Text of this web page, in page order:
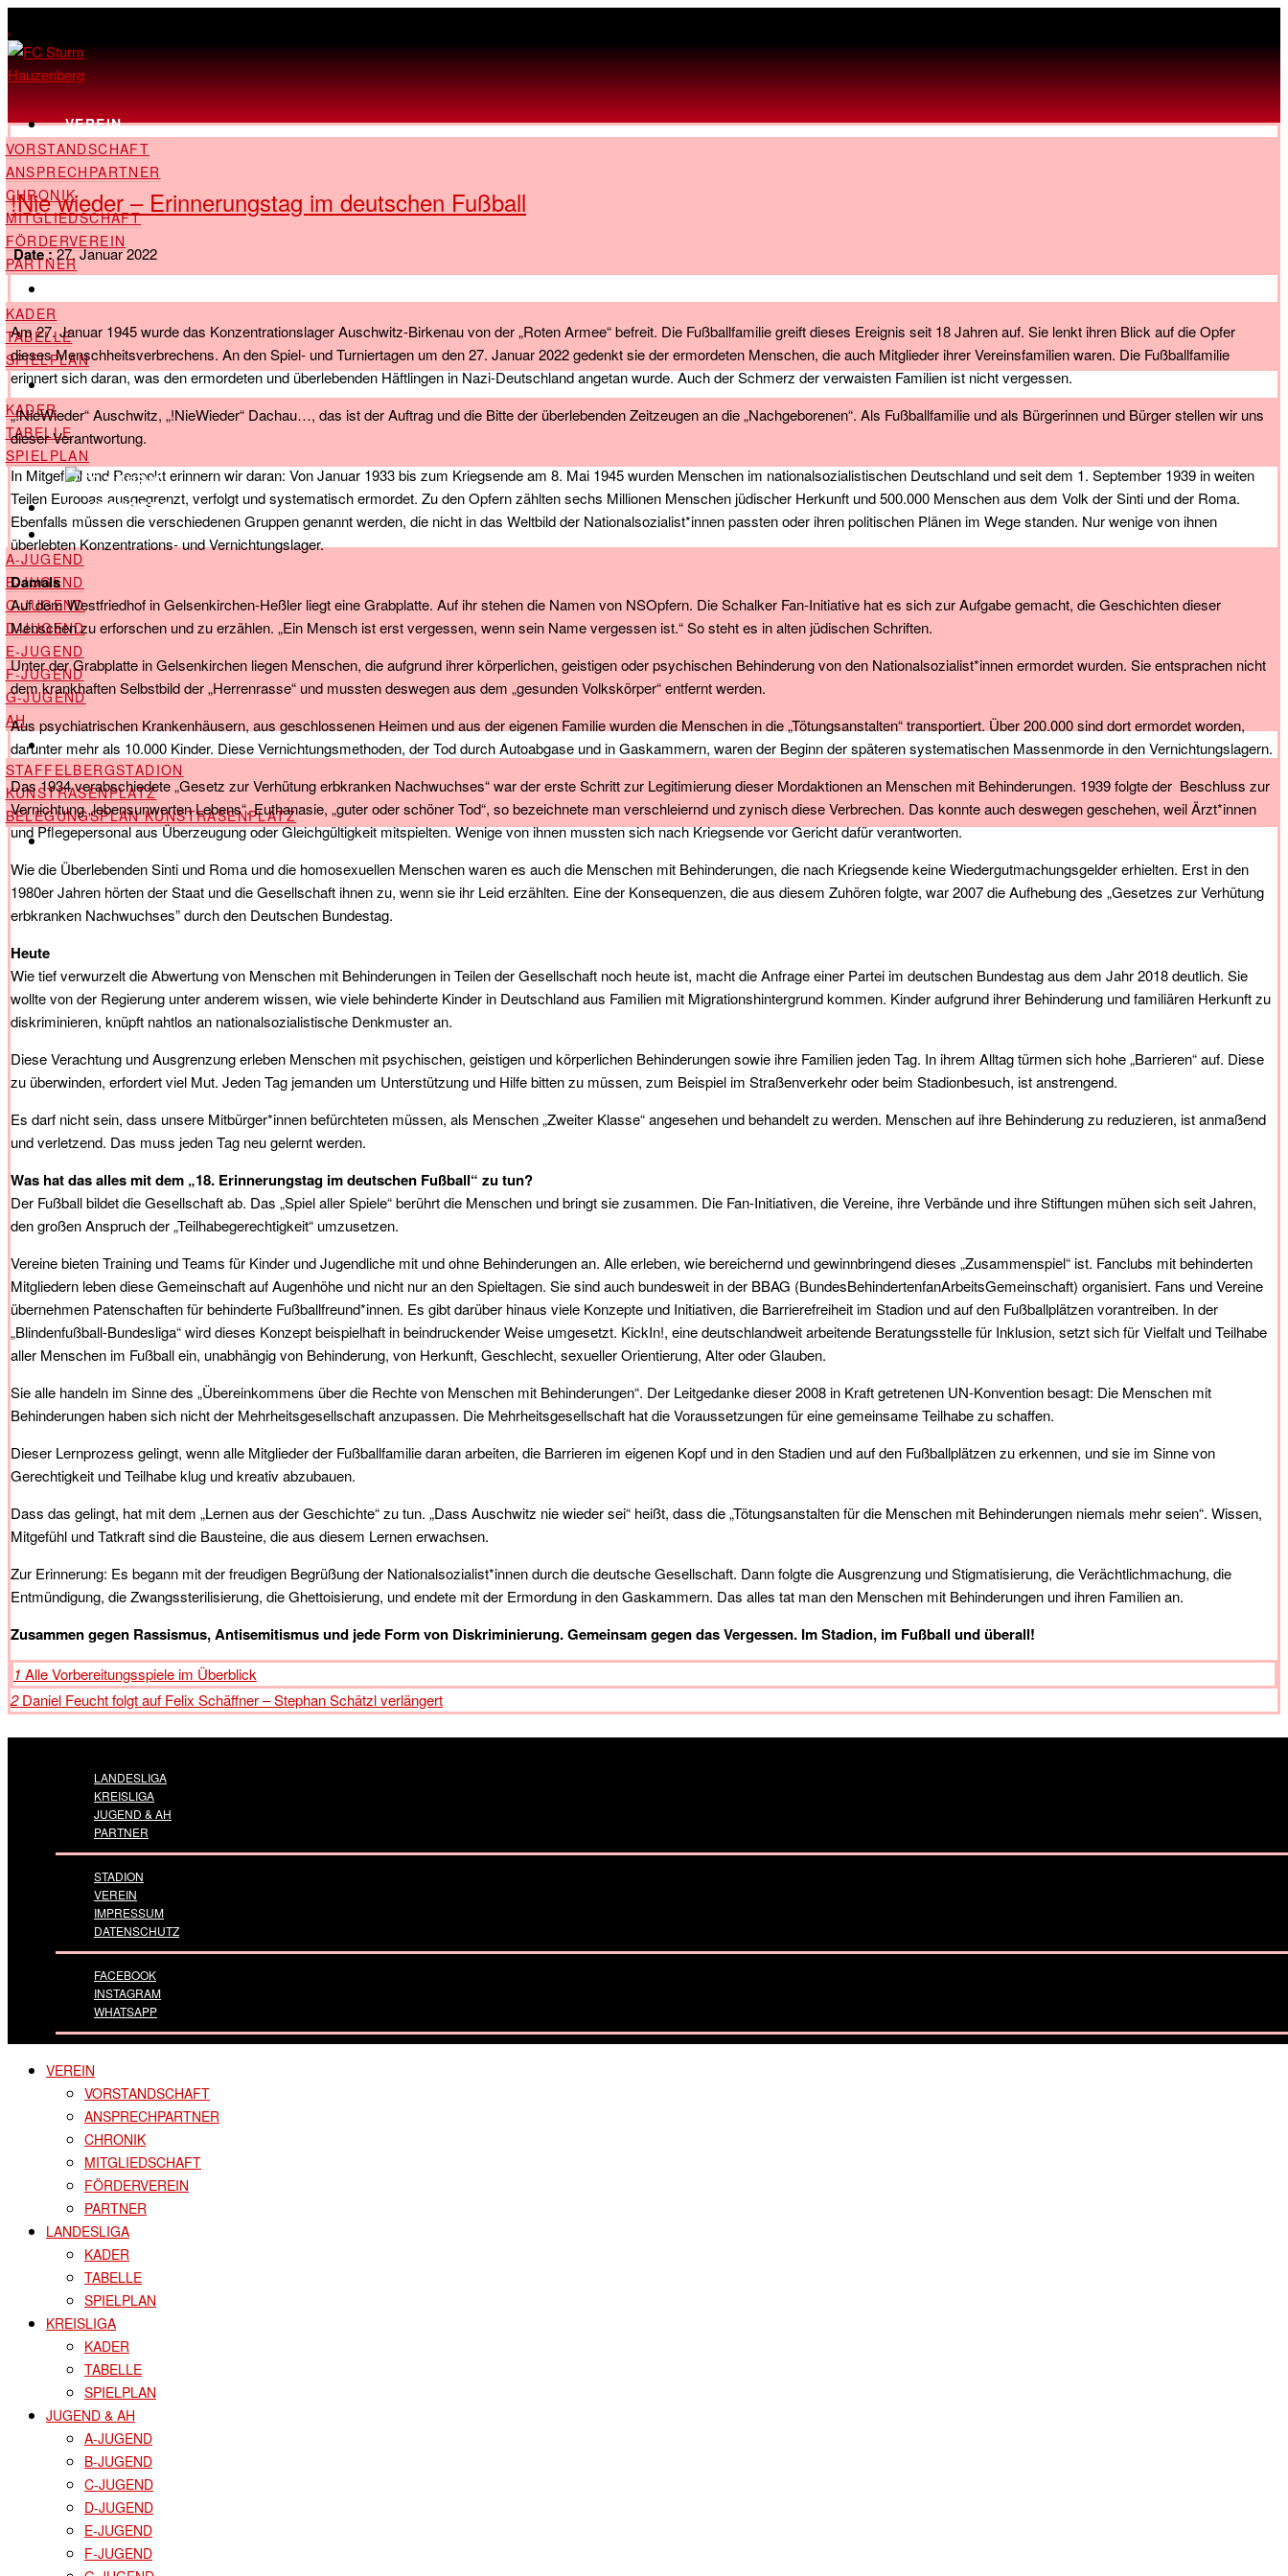
,
VEREIN
VORSTANDSCHAFT
ANSPRECHPARTNER
CHRONIK
MITGLIEDSCHAFT
FÖRDERVEREIN
PARTNER
KADER
TABELLE
SPIELPLAN
KREISLIGA
KADER
TABELLE
SPIELPLAN
A-JUGEND
B-JUGEND
C-JUGEND
D-JUGEND
E-JUGEND
F-JUGEND
G-JUGEND
AH
STADION
STAFFELBERGSTADION
KUNSTRASENPLATZ
BELEGUNGSPLAN KUNSTRASENPLATZ
SHOP
!Nie wieder – Erinnerungstag im deutschen Fußball
Date :27. Januar 2022
Am 27. Januar 1945 wurde das Konzentrationslager Auschwitz-Birkenau von der „Roten Armee“ befreit. Die Fußballfamilie greift dieses Ereignis seit 18 Jahren auf. Sie lenkt ihren Blick auf die Opfer
dieses Menschheitsverbrechens. An den Spiel- und Turniertagen um den 27. Januar 2022 gedenkt sie der ermordeten Menschen, die auch Mitglieder ihrer Vereinsfamilien waren. Die Fußballfamilie
erinnert sich daran, was den ermordeten und überlebenden Häftlingen in Nazi-Deutschland angetan wurde. Auch der Schmerz der verwaisten Familien ist nicht vergessen.
„!NieWieder“ Auschwitz, „!NieWieder“ Dachau…, das ist der Auftrag und die Bitte der überlebenden Zeitzeugen an die „Nachgeborenen“. Als Fußballfamilie und als Bürgerinnen und Bürger stellen wir uns
dieser Verantwortung.
In Mitgefühl und Respekt erinnern wir daran: Von Januar 1933 bis zum Kriegsende am 8. Mai 1945 wurden Menschen im nationalsozialistischen Deutschland und seit dem 1. September 1939 in weiten
Teilen Europas ausgegrenzt, verfolgt und systematisch ermordet. Zu den Opfern zählten sechs Millionen Menschen jüdischer Herkunft und 500.000 Menschen aus dem Volk der Sinti und der Roma.
Ebenfalls müssen die verschiedenen Gruppen genannt werden, die nicht in das Weltbild der Nationalsozialist*innen passten oder ihren politischen Plänen im Wege standen. Nur wenige von ihnen
überlebten Konzentrations- und Vernichtungslager.
Damals
Auf dem Westfriedhof in Gelsenkirchen-Heßler liegt eine Grabplatte. Auf ihr stehen die Namen von NSOpfern. Die Schalker Fan-Initiative hat es sich zur Aufgabe gemacht, die Geschichten dieser
Menschen zu erforschen und zu erzählen. „Ein Mensch ist erst vergessen, wenn sein Name vergessen ist.“ So steht es in alten jüdischen Schriften.
Unter der Grabplatte in Gelsenkirchen liegen Menschen, die aufgrund ihrer körperlichen, geistigen oder psychischen Behinderung von den Nationalsozialist*innen ermordet wurden. Sie entsprachen nicht
dem krankhaften Selbstbild der „Herrenrasse“ und mussten deswegen aus dem „gesunden Volkskörper“ entfernt werden.
Aus psychiatrischen Krankenhäusern, aus geschlossenen Heimen und aus der eigenen Familie wurden die Menschen in die „Tötungsanstalten“ transportiert. Über 200.000 sind dort ermordet worden,
darunter mehr als 10.000 Kinder. Diese Vernichtungsmethoden, der Tod durch Autoabgase und in Gaskammern, waren der Beginn der späteren systematischen Massenmorde in den Vernichtungslagern.
Das 1934 verabschiedete „Gesetz zur Verhütung erbkranken Nachwuchses“ war der erste Schritt zur Legitimierung dieser Mordaktionen an Menschen mit Behinderungen. 1939 folgte der Beschluss zur
Vernichtung „lebensunwerten Lebens“. Euthanasie, „guter oder schöner Tod“, so bezeichnete man verschleiernd und zynisch diese Verbrechen. Das konnte auch deswegen geschehen, weil Ärzt*innen
und Pflegepersonal aus Überzeugung oder Gleichgültigkeit mitspielten. Wenige von ihnen mussten sich nach Kriegsende vor Gericht dafür verantworten.
Wie die Überlebenden Sinti und Roma und die homosexuellen Menschen waren es auch die Menschen mit Behinderungen, die nach Kriegsende keine Wiedergutmachungsgelder erhielten. Erst in den
1980er Jahren hörten der Staat und die Gesellschaft ihnen zu, wenn sie ihr Leid erzählten. Eine der Konsequenzen, die aus diesem Zuhören folgte, war 2007 die Aufhebung des „Gesetzes zur Verhütung
erbkranken Nachwuchses” durch den Deutschen Bundestag.
Heute
Wie tief verwurzelt die Abwertung von Menschen mit Behinderungen in Teilen der Gesellschaft noch heute ist, macht die Anfrage einer Partei im deutschen Bundestag aus dem Jahr 2018 deutlich. Sie
wollte von der Regierung unter anderem wissen, wie viele behinderte Kinder in Deutschland aus Familien mit Migrationshintergrund kommen. Kinder aufgrund ihrer Behinderung und familiären Herkunft zu
diskriminieren, knüpft nahtlos an nationalsozialistische Denkmuster an.
Diese Verachtung und Ausgrenzung erleben Menschen mit psychischen, geistigen und körperlichen Behinderungen sowie ihre Familien jeden Tag. In ihrem Alltag türmen sich hohe „Barrieren“ auf. Diese
zu überwinden, erfordert viel Mut. Jeden Tag jemanden um Unterstützung und Hilfe bitten zu müssen, zum Beispiel im Straßenverkehr oder beim Stadionbesuch, ist anstrengend.
Es darf nicht sein, dass unsere Mitbürger*innen befürchteten müssen, als Menschen „Zweiter Klasse“ angesehen und behandelt zu werden. Menschen auf ihre Behinderung zu reduzieren, ist anmaßend
und verletzend. Das muss jeden Tag neu gelernt werden.
Was hat das alles mit dem „18. Erinnerungstag im deutschen Fußball“ zu tun?
Der Fußball bildet die Gesellschaft ab. Das „Spiel aller Spiele“ berührt die Menschen und bringt sie zusammen. Die Fan-Initiativen, die Vereine, ihre Verbände und ihre Stiftungen mühen sich seit Jahren,
den großen Anspruch der „Teilhabegerechtigkeit“ umzusetzen.
Vereine bieten Training und Teams für Kinder und Jugendliche mit und ohne Behinderungen an. Alle erleben, wie bereichernd und gewinnbringend dieses „Zusammenspiel“ ist. Fanclubs mit behinderten
Mitgliedern leben diese Gemeinschaft auf Augenhöhe und nicht nur an den Spieltagen. Sie sind auch bundesweit in der BBAG (BundesBehindertenfanArbeitsGemeinschaft) organisiert. Fans und Vereine
übernehmen Patenschaften für behinderte Fußballfreund*innen. Es gibt darüber hinaus viele Konzepte und Initiativen, die Barrierefreiheit im Stadion und auf den Fußballplätzen vorantreiben. In der
„Blindenfußball-Bundesliga“ wird dieses Konzept beispielhaft in beindruckender Weise umgesetzt. KickIn!, eine deutschlandweit arbeitende Beratungsstelle für Inklusion, setzt sich für Vielfalt und Teilhabe
aller Menschen im Fußball ein, unabhängig von Behinderung, von Herkunft, Geschlecht, sexueller Orientierung, Alter oder Glauben.
Sie alle handeln im Sinne des „Übereinkommens über die Rechte von Menschen mit Behinderungen“. Der Leitgedanke dieser 2008 in Kraft getretenen UN-Konvention besagt: Die Menschen mit
Behinderungen haben sich nicht der Mehrheitsgesellschaft anzupassen. Die Mehrheitsgesellschaft hat die Voraussetzungen für eine gemeinsame Teilhabe zu schaffen.
Dieser Lernprozess gelingt, wenn alle Mitglieder der Fußballfamilie daran arbeiten, die Barrieren im eigenen Kopf und in den Stadien und auf den Fußballplätzen zu erkennen, und sie im Sinne von
Gerechtigkeit und Teilhabe klug und kreativ abzubauen.
Dass das gelingt, hat mit dem „Lernen aus der Geschichte“ zu tun. „Dass Auschwitz nie wieder sei“ heißt, dass die „Tötungsanstalten für die Menschen mit Behinderungen niemals mehr seien“. Wissen,
Mitgefühl und Tatkraft sind die Bausteine, die aus diesem Lernen erwachsen.
Zur Erinnerung: Es begann mit der freudigen Begrüßung der Nationalsozialist*innen durch die deutsche Gesellschaft. Dann folgte die Ausgrenzung und Stigmatisierung, die Verächtlichmachung, die
Entmündigung, die Zwangssterilisierung, die Ghettoisierung, und endete mit der Ermordung in den Gaskammern. Das alles tat man den Menschen mit Behinderungen und ihren Familien an.
Zusammen gegen Rassismus, Antisemitismus und jede Form von Diskriminierung. Gemeinsam gegen das Vergessen. Im Stadion, im Fußball und überall!
1 Alle Vorbereitungsspiele im Überblick
2 Daniel Feucht folgt auf Felix Schäffner – Stephan Schätzl verlängert
LANDESLIGA
KREISLIGA
JUGEND & AH
PARTNER
STADION
VEREIN
IMPRESSUM
DATENSCHUTZ
FACEBOOK
INSTAGRAM
WHATSAPP
VEREIN
VORSTANDSCHAFT
ANSPRECHPARTNER
CHRONIK
MITGLIEDSCHAFT
FÖRDERVEREIN
PARTNER
LANDESLIGA
KADER
TABELLE
SPIELPLAN
KREISLIGA
KADER
TABELLE
SPIELPLAN
JUGEND & AH
A-JUGEND
B-JUGEND
C-JUGEND
D-JUGEND
E-JUGEND
F-JUGEND